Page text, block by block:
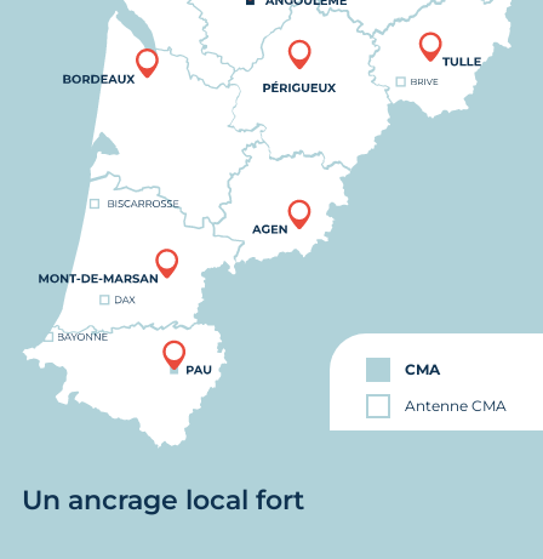
CMA
Antenne CMA
Un ancrage local fort